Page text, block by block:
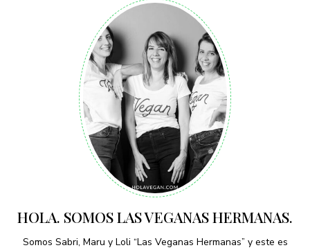
HOLA. SOMOS LAS VEGANAS HERMANAS.
Somos Sabri, Maru y Loli “Las Veganas Hermanas” y este es